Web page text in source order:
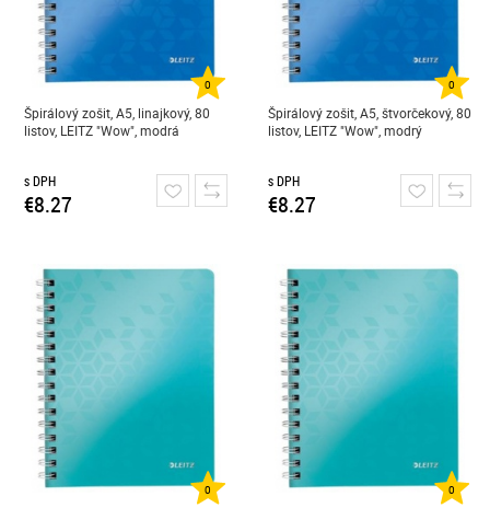
0
Špirálový zošit, A5, linajkový, 80
listov, LEITZ "Wow", modrá
s DPH
€8.27
0
Špirálový zošit, A5, štvorčekový, 80
listov, LEITZ "Wow", modrý
s DPH
€8.27
0 0